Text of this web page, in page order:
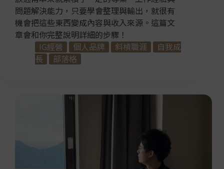
問題解決能力，只要學會整理與輸出，就很有
機會把這些東西變成內容與收入來源。這篇文
章會和你完整說明詳細的步驟！
IG經營
個人品牌 斜槓職涯
自我成
長
部落格